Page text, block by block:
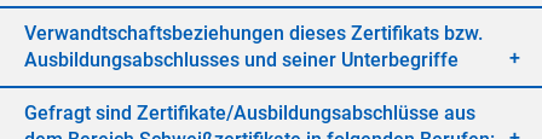
Ver­wandt­schafts­be­zie­hun­gen die­ses Zer­ti­fi­kats bzw.
Aus­bil­dungs­ab­schlus­ses und sei­ner Un­ter­be­grif­fe
Ge­fragt sind Zer­ti­fi­ka­te/​Aus­bil­dungs­ab­schlüs­se aus